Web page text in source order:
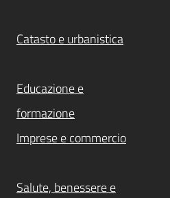
Catasto e urbanistica
Educazione e
formazione
Imprese e commercio
Salute, benessere e